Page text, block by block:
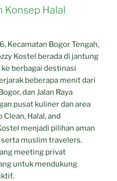
Konsep Halal
Kecamatan Bogor Tengah,
Kostel berada di jantung
berbagai destinasi
beberapa menit dari
dan Jalan Raya
pusat kuliner dan area
Halal, and
menjadi pilihan aman
serta muslim travelers.
meeting privat
untuk mendukung